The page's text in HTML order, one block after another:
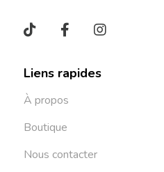
Liens rapides
À propos
Boutique
Nous contacter